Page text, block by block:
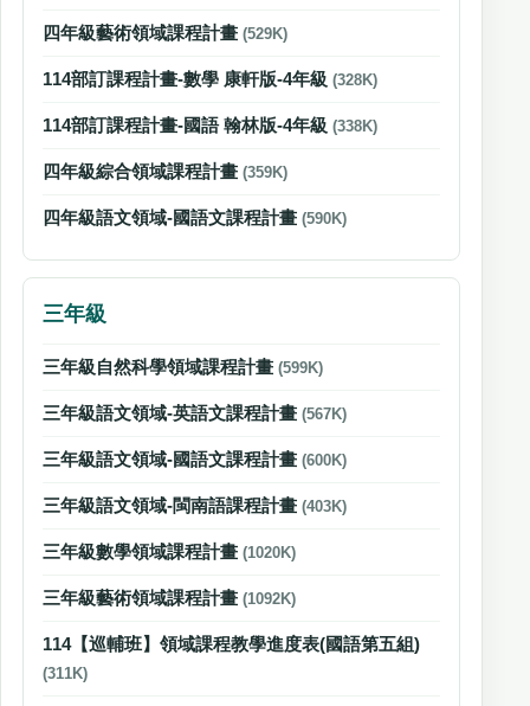
四年級藝術領域課程計畫 (529K)
114部訂課程計畫-數學 康軒版-4年級 (328K)
114部訂課程計畫-國語 翰林版-4年級 (338K)
四年級綜合領域課程計畫 (359K)
四年級語文領域-國語文課程計畫 (590K)
三年級
三年級自然科學領域課程計畫 (599K)
三年級語文領域-英語文課程計畫 (567K)
三年級語文領域-國語文課程計畫 (600K)
三年級語文領域-閩南語課程計畫 (403K)
三年級數學領域課程計畫 (1020K)
三年級藝術領域課程計畫 (1092K)
114【巡輔班】領域課程教學進度表(國語第五組)
(311K)